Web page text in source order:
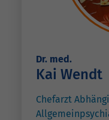
Dr. med.
Kai Wendt
Chefarzt